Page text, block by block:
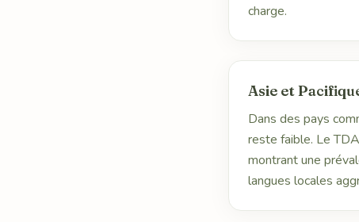
charge.
Asie et
Dans des pays
reste faible. Le
montrant une
langues locales